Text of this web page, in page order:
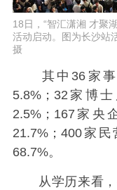
18日，“智汇潇湘 才聚
活动启动。图为长沙站
摄
其中36家
5.8%；32家博
2.5%；167家央
21.7%；400家
68.7%。
从学历来看